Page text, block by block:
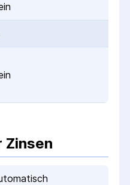
Zinsen